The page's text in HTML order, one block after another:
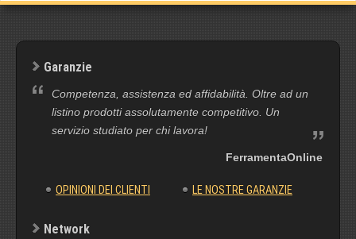
Garanzie
Competenza, assistenza ed affidabilità. Oltre ad un
listino prodotti assolutamente competitivo. Un
servizio studiato per chi lavora!
FerramentaOnline
OPINIONI DEI CLIENTI LE NOSTRE GARANZIE
Network